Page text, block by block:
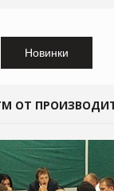
Новинки
ОТ